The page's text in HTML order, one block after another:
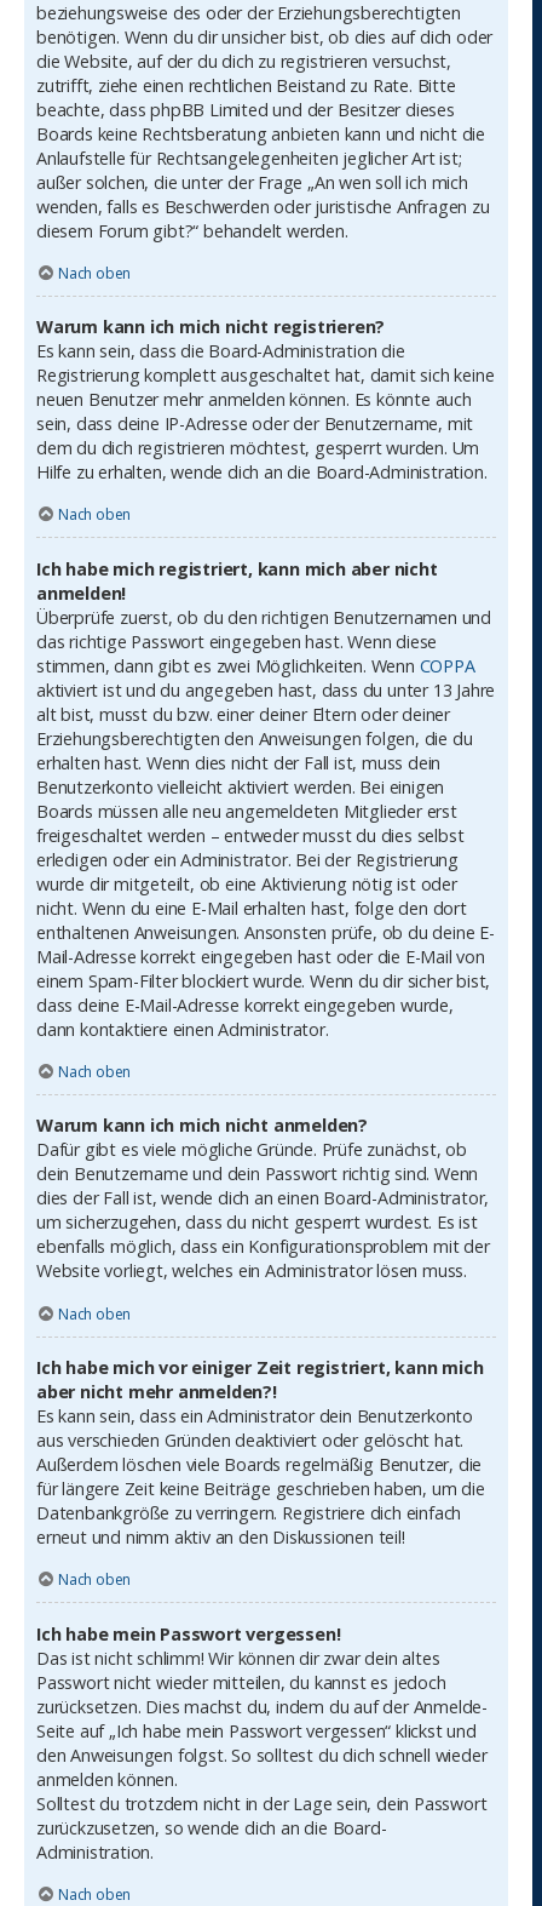
beziehungsweise des oder der Erziehungsberechtigten
benötigen. Wenn du dir unsicher bist, ob dies auf dich oder
die Website, auf der du dich zu registrieren versuchst,
zutrifft, ziehe einen rechtlichen Beistand zu Rate. Bitte
beachte, dass phpBB Limited und der Besitzer dieses
Boards keine Rechtsberatung anbieten kann und nicht die
Anlaufstelle für Rechtsangelegenheiten jeglicher Art ist;
außer solchen, die unter der Frage „An wen soll ich mich
wenden, falls es Beschwerden oder juristische Anfragen zu
diesem Forum gibt?“ behandelt werden.
Nach oben
Warum kann ich mich nicht registrieren?
Es kann sein, dass die Board-Administration die
Registrierung komplett ausgeschaltet hat, damit sich keine
neuen Benutzer mehr anmelden können. Es könnte auch
sein, dass deine IP-Adresse oder der Benutzername, mit
dem du dich registrieren möchtest, gesperrt wurden. Um
Hilfe zu erhalten, wende dich an die Board-Administration.
Nach oben
Ich habe mich registriert, kann mich aber nicht
anmelden!
Überprüfe zuerst, ob du den richtigen Benutzernamen und
das richtige Passwort eingegeben hast. Wenn diese
stimmen, dann gibt es zwei Möglichkeiten. Wenn COPPA
aktiviert ist und du angegeben hast, dass du unter 13 Jahre
alt bist, musst du bzw. einer deiner Eltern oder deiner
Erziehungsberechtigten den Anweisungen folgen, die du
erhalten hast. Wenn dies nicht der Fall ist, muss dein
Benutzerkonto vielleicht aktiviert werden. Bei einigen
Boards müssen alle neu angemeldeten Mitglieder erst
freigeschaltet werden – entweder musst du dies selbst
erledigen oder ein Administrator. Bei der Registrierung
wurde dir mitgeteilt, ob eine Aktivierung nötig ist oder
nicht. Wenn du eine E-Mail erhalten hast, folge den dort
enthaltenen Anweisungen. Ansonsten prüfe, ob du deine E-
Mail-Adresse korrekt eingegeben hast oder die E-Mail von
einem Spam-Filter blockiert wurde. Wenn du dir sicher bist,
dass deine E-Mail-Adresse korrekt eingegeben wurde,
dann kontaktiere einen Administrator.
Nach oben
Warum kann ich mich nicht anmelden?
Dafür gibt es viele mögliche Gründe. Prüfe zunächst, ob
dein Benutzername und dein Passwort richtig sind. Wenn
dies der Fall ist, wende dich an einen Board-Administrator,
um sicherzugehen, dass du nicht gesperrt wurdest. Es ist
ebenfalls möglich, dass ein Konfigurationsproblem mit der
Website vorliegt, welches ein Administrator lösen muss.
Nach oben
Ich habe mich vor einiger Zeit registriert, kann mich
aber nicht mehr anmelden?!
Es kann sein, dass ein Administrator dein Benutzerkonto
aus verschieden Gründen deaktiviert oder gelöscht hat.
Außerdem löschen viele Boards regelmäßig Benutzer, die
für längere Zeit keine Beiträge geschrieben haben, um die
Datenbankgröße zu verringern. Registriere dich einfach
erneut und nimm aktiv an den Diskussionen teil!
Nach oben
Ich habe mein Passwort vergessen!
Das ist nicht schlimm! Wir können dir zwar dein altes
Passwort nicht wieder mitteilen, du kannst es jedoch
zurücksetzen. Dies machst du, indem du auf der Anmelde-
Seite auf „Ich habe mein Passwort vergessen“ klickst und
den Anweisungen folgst. So solltest du dich schnell wieder
anmelden können.
Solltest du trotzdem nicht in der Lage sein, dein Passwort
zurückzusetzen, so wende dich an die Board-
Administration.
Nach oben